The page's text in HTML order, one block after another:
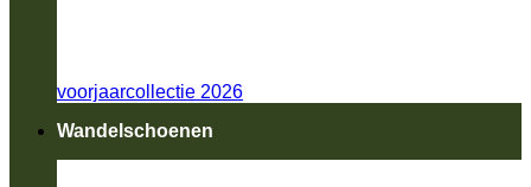
voorjaarcollectie 2026
Wandelschoenen